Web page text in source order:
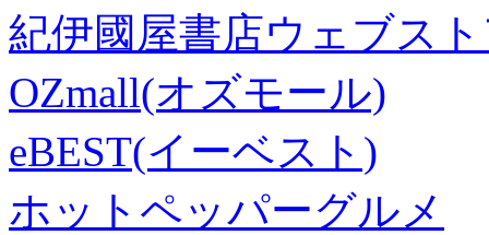
紀伊國屋書店ウェブス
OZmall(オズモール)
eBEST(イーベスト)
ホットペッパーグルメ